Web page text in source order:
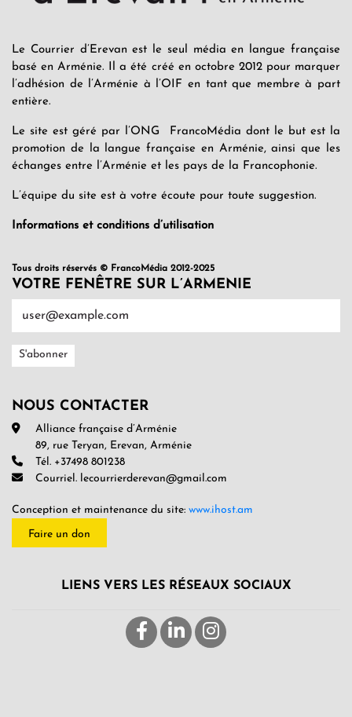
Le Courrier d’Erevan est le seul média en langue française
basé en Arménie. Il a été créé en octobre 2012 pour marquer
l’adhésion de l’Arménie à l’OIF en tant que membre à part
entière.
Le site est géré par l’ONG FrancoMédia dont le but est la
promotion de la langue française en Arménie, ainsi que les
échanges entre l’Arménie et les pays de la Francophonie.
L’équipe du site est à votre écoute pour toute suggestion.
Informations et conditions d’utilisation
Tous droits réservés © FrancoMédia 2012-2025
VOTRE FENÊTRE SUR L’ARMENIE
NOUS CONTACTER
Alliance française d’Arménie
89, rue Teryan, Erevan, Arménie
Tél. +37498 801238
Courriel. lecourrierderevan@gmail.com
Conception et maintenance du site: www.ihost.am
Faire un don
LIENS VERS LES RÉSEAUX SOCIAUX